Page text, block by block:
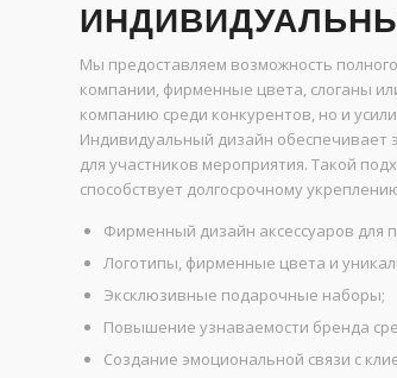
Мы предоставляем возможность
компании, фирменные цвета, слоганы
компанию среди конкурентов, но и
Индивидуальный дизайн обеспечивает
для участников мероприятия. Такой
способствует долгосрочному
Фирменный дизайн аксессуаров для
Логотипы, фирменные цвета и
Эксклюзивные подарочные наборы;
Повышение узнаваемости бренда
Создание эмоциональной связи с